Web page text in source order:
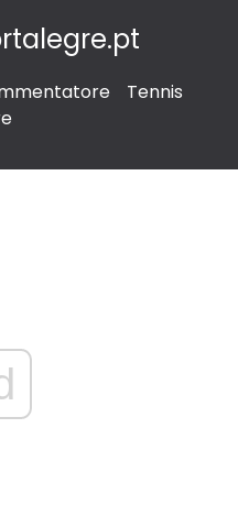
Tennis